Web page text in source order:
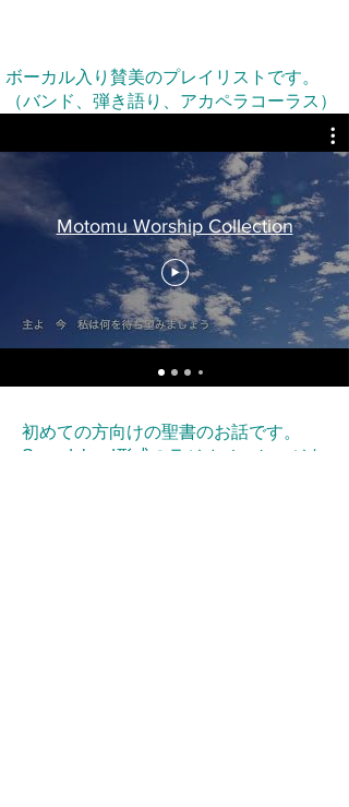
ボーカル入り賛美のプレイリストです。
（バンド、弾き語り、アカペラコーラス）
Motomu Worship Collection
初めての方向けの聖書のお話です。
Soundcloud形式の ラジオメッセージを